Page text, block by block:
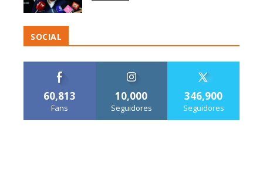
SOCIAL
60,813
Fans
10,000
Seguidores
346,900
Seguidores